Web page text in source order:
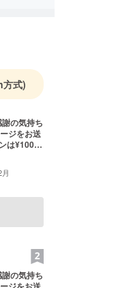
世代
めに活
式)
謝の気持ち
ジをお送
は¥1000
ります
謝の気持ち